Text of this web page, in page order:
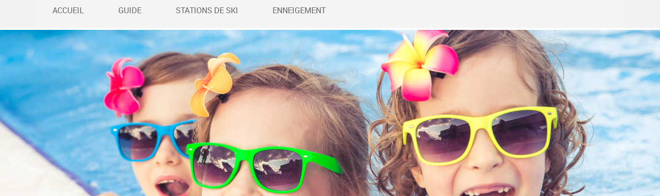
ACCUEIL GUIDE STATIONS DE SKI ENNEIGEMENT